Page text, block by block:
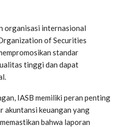
organisasi internasional
of Securities
standar
tinggi dan dapat
IASB memiliki peran penting
akuntansi keuangan yang
bahwa laporan